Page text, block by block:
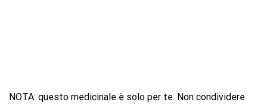
NOTA: questo medicinale è solo per te. Non condividere